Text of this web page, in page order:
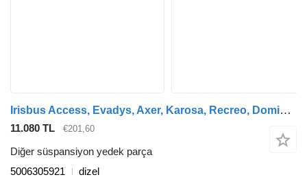
Irisbus Access, Evadys, Axer, Karosa, Recreo, Domino, Agora, Citelis, Eurorider (1999-) otobüs için Air Spring Bracket, Drive Axle Irisbus EURORIDER (01.01-) 5006305921
11.080 TL €201,60
Diğer süspansiyon yedek parça
5006305921
dizel